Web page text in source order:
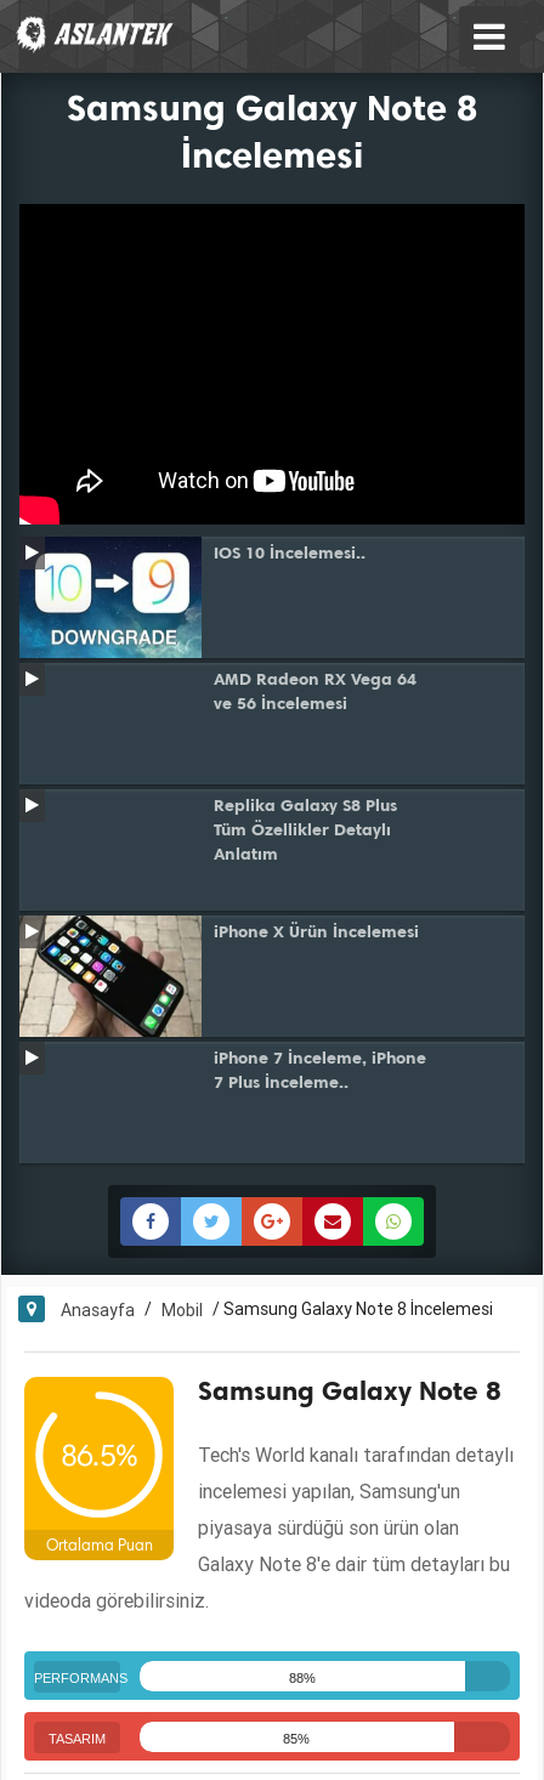
Samsung Galaxy Note 8
İncelemesi
IOS 10 İncelemesi..
AMD Radeon RX Vega 64
ve 56 İncelemesi
Replika Galaxy S8 Plus
Tüm Özellikler Detaylı
Anlatım
iPhone X Ürün İncelemesi
iPhone 7 İnceleme, iPhone
7 Plus İnceleme..
Anasayfa / Mobil /Samsung Galaxy Note 8 İncelemesi
86.5%
Ortalama Puan
Samsung Galaxy Note 8
Tech's World kanalı tarafından detaylı
incelemesi yapılan, Samsung'un
piyasaya sürdüğü son ürün olan
Galaxy Note 8'e dair tüm detayları bu
videoda görebilirsiniz.
PERFORMANS 88%
TASARIM 85%